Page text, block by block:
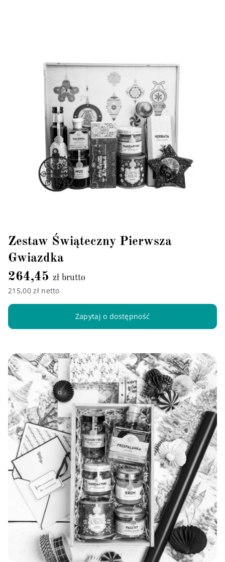
Zestaw Świąteczny Pierwsza
Gwiazdka
264,45 zł brutto
215,00 zł netto
Zapytaj o dostępność